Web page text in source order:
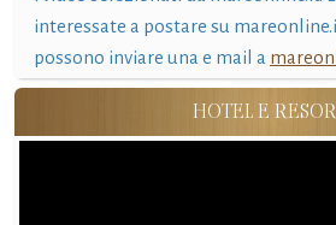
interessate a postare su
possono inviare una e mail a
HOTEL E